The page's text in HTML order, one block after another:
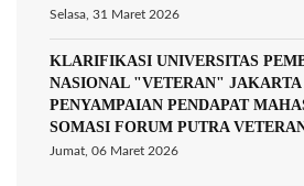
Selasa, 31 Maret 2026
KLARIFIKASI UNIVERSITAS
NASIONAL "VETERAN"
PENYAMPAIAN PENDAPAT
SOMASI FORUM PUTRA
Jumat, 06 Maret 2026